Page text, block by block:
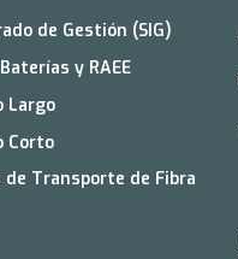
de Gestión (SIG)
y RAEE
Largo
Corto
de Transporte de Fibra